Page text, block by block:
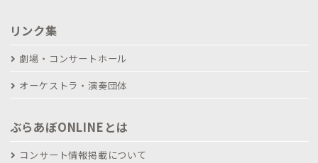
リンク集
劇場・コンサートホール
オーケストラ・演奏団体
ぶらあぼONLINEとは
コンサート情報掲載について